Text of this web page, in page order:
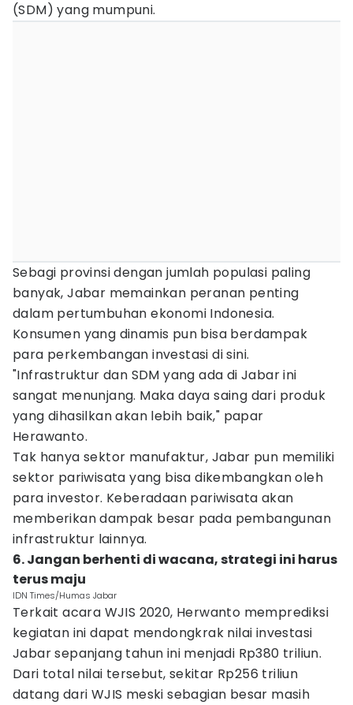
(SDM) yang mumpuni.
Sebagi provinsi dengan jumlah populasi paling
banyak, Jabar memainkan peranan penting
dalam pertumbuhan ekonomi Indonesia.
Konsumen yang dinamis pun bisa berdampak
para perkembangan investasi di sini.
"Infrastruktur dan SDM yang ada di Jabar ini
sangat menunjang. Maka daya saing dari produk
yang dihasilkan akan lebih baik," papar
Herawanto.
Tak hanya sektor manufaktur, Jabar pun memiliki
sektor pariwisata yang bisa dikembangkan oleh
para investor. Keberadaan pariwisata akan
memberikan dampak besar pada pembangunan
infrastruktur lainnya.
6. Jangan berhenti di wacana, strategi ini harus
terus maju
IDN Times/Humas Jabar
Terkait acara WJIS 2020, Herwanto memprediksi
kegiatan ini dapat mendongkrak nilai investasi
Jabar sepanjang tahun ini menjadi Rp380 triliun.
Dari total nilai tersebut, sekitar Rp256 triliun
datang dari WJIS meski sebagian besar masih